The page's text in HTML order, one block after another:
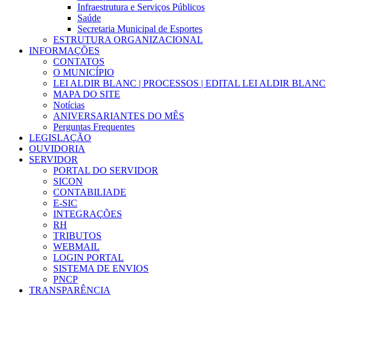
Infraestrutura e Serviços Públicos
Saúde
Secretaria Municipal de Esportes
ESTRUTURA ORGANIZACIONAL
INFORMAÇÕES
CONTATOS
O MUNICÍPIO
LEI ALDIR BLANC | PROCESSOS | EDITAL LEI ALDIR BLANC
MAPA DO SITE
Notícias
ANIVERSARIANTES DO MÊS
Perguntas Frequentes
LEGISLAÇÃO
OUVIDORIA
SERVIDOR
PORTAL DO SERVIDOR
SICON
CONTABILIADE
E-SIC
INTEGRAÇÕES
RH
TRIBUTOS
WEBMAIL
LOGIN PORTAL
SISTEMA DE ENVIOS
PNCP
TRANSPARÊNCIA